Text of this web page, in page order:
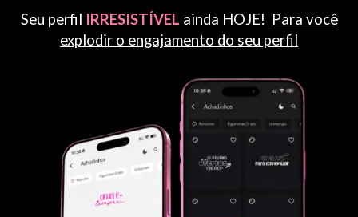
Seu perfil IRRESISTÍVEL ainda HOJE! Para você
explodir o engajamento do seu perfil